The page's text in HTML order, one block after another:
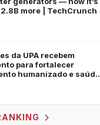
more | TechCrunch
da UPA recebem
para fortalecer
humanizado e saúde